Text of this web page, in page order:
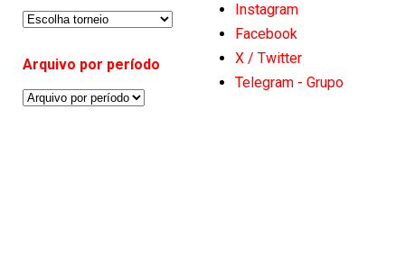
Arquivo por período
Instagram
Facebook
X / Twitter
Telegram - Grupo